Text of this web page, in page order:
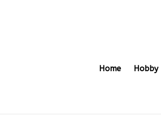
Home Hobby